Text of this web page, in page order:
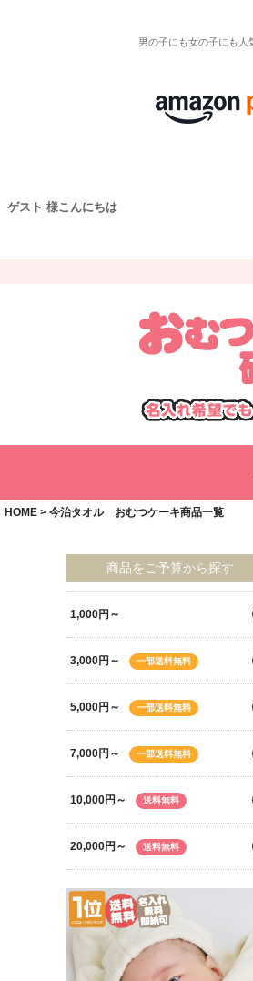
男の子にも女の子にも人
ゲスト 様こんにちは
HOME 今治タオル おむつケーキ商品一覧
商品をご予算から探す
1,000円～
3,000円～ 一部送料無料
5,000円～ 一部送料無料
7,000円～ 一部送料無料
10,000円～ 送料無料
20,000円～ 送料無料